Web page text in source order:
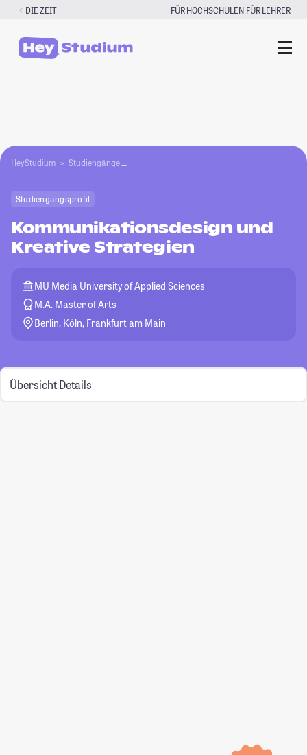
Zum
springen
DIE ZEIT FÜR HOCHSCHULEN|FÜR LEHRER
HeyStudium Studiengänge Kommunikationsdesign und Kreative Strategien
Studiengangsprofil
Kommunikationsdesign und
Kreative Strategien
MU Media University of Applied Sciences
M.A. Master of Arts
Berlin, Köln, Frankfurt am Main
Übersicht Details